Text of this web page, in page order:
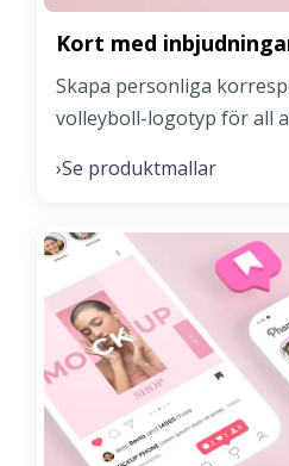
Kort med
Skapa personliga
volleyboll-logotyp för all
›Se produktmallar